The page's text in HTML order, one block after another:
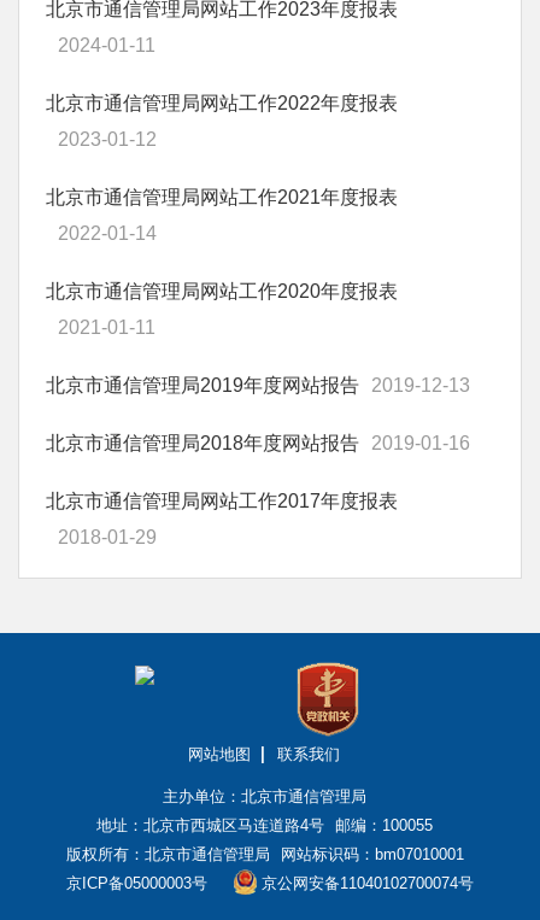
北京市通信管理局网站工作2023年度报表
2024-01-11
北京市通信管理局网站工作2022年度报表
2023-01-12
北京市通信管理局网站工作2021年度报表
2022-01-14
北京市通信管理局网站工作2020年度报表
2021-01-11
北京市通信管理局2019年度网站报告 2019-12-13
北京市通信管理局2018年度网站报告 2019-01-16
北京市通信管理局网站工作2017年度报表
2018-01-29
网站地图 联系我们
主办单位：北京市通信管理局
地址：北京市西城区马连道路4号 邮编：100055
版权所有：北京市通信管理局
网站标识码：bm07010001
京ICP备05000003号
京公网安备11040102700074号